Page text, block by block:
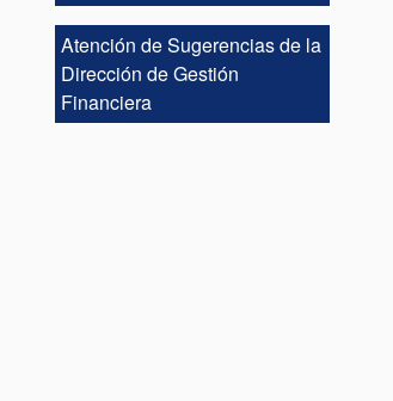
Atención de Sugerencias de la
Dirección de Gestión
Financiera